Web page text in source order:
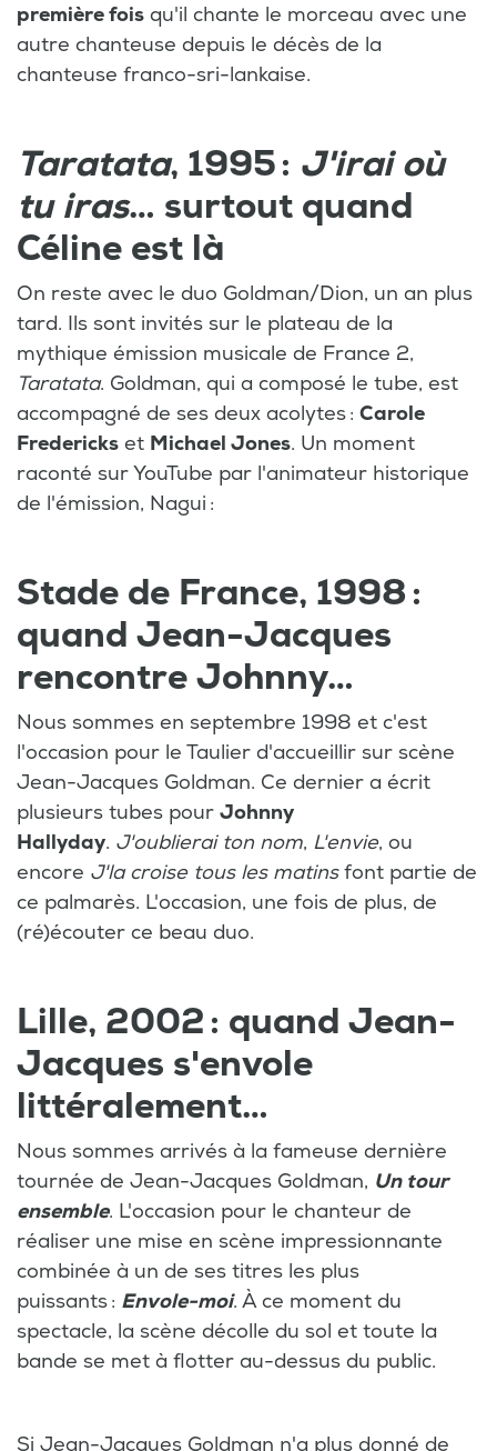
première fois qu'il chante le morceau avec une
autre chanteuse depuis le décès de la
chanteuse franco-sri-lankaise.
Taratata, 1995 : J'irai où
tu iras… surtout quand
Céline est là
On reste avec le duo Goldman/Dion, un an plus
tard. Ils sont invités sur le plateau de la
mythique émission musicale de France 2,
Taratata. Goldman, qui a composé le tube, est
accompagné de ses deux acolytes : Carole
Fredericks et Michael Jones. Un moment
raconté sur YouTube par l'animateur historique
de l'émission, Nagui :
Stade de France, 1998 :
quand Jean-Jacques
rencontre Johnny…
Nous sommes en septembre 1998 et c'est
l'occasion pour le Taulier d'accueillir sur scène
Jean-Jacques Goldman. Ce dernier a écrit
plusieurs tubes pour Johnny
Hallyday. J'oublierai ton nom, L'envie, ou
encore J'la croise tous les matinsfont partie de
ce palmarès. L'occasion, une fois de plus, de
(ré)écouter ce beau duo.
Lille, 2002 : quand Jean-
Jacques s'envole
littéralement…
Nous sommes arrivés à la fameuse dernière
tournée de Jean-Jacques Goldman, Un tour
ensemble. L'occasion pour le chanteur de
réaliser une mise en scène impressionnante
combinée à un de ses titres les plus
puissants : Envole-moi. À ce moment du
spectacle, la scène décolle du sol et toute la
bande se met à flotter au-dessus du public.
Si Jean-Jacques Goldman n'a plus donné de